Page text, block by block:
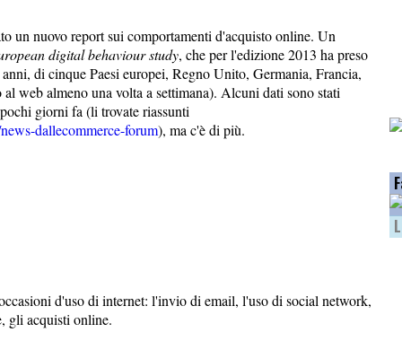
un nuovo report sui comportamenti d'acquisto online. Un
digital behaviour study, che per l'edizione 2013 ha preso
di cinque Paesi europei, Regno Unito, Germania, Francia,
web almeno una volta a settimana). Alcuni dati sono stati
giorni fa (li trovate riassunti
dallecommerce-forum), ma c'è di più.
d'uso di internet: l'invio di email, l'uso di social network,
gli acquisti online.